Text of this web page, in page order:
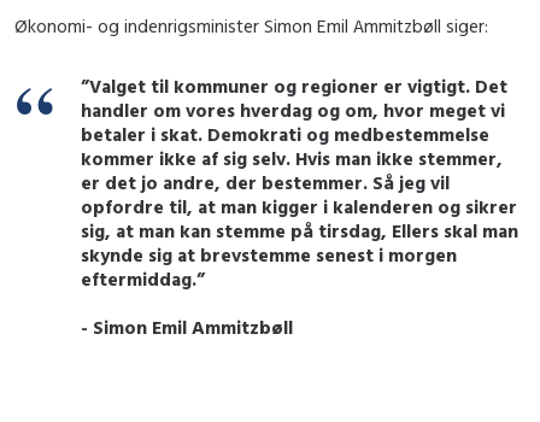
Økonomi- og indenrigsminister Simon Emil Ammitzbøll siger:
”Valget til kommuner og regioner er vigtigt. Det
handler om vores hverdag og om, hvor meget vi
betaler i skat. Demokrati og medbestemmelse
kommer ikke af sig selv. Hvis man ikke stemmer,
er det jo andre, der bestemmer. Så jeg vil
opfordre til, at man kigger i kalenderen og sikrer
sig, at man kan stemme på tirsdag, Ellers skal man
skynde sig at brevstemme senest i morgen
eftermiddag.”
- Simon Emil Ammitzbøll